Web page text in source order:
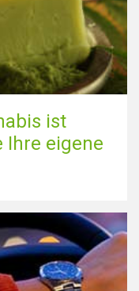
ist
Ihre eigene